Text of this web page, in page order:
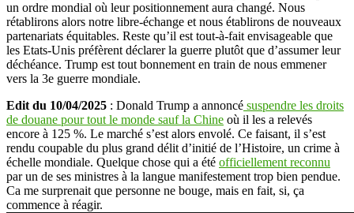
un ordre mondial où leur positionnement aura changé. Nous
rétablirons alors notre libre-échange et nous établirons de nouveaux
partenariats équitables. Reste qu’il est tout-à-fait envisageable que
les Etats-Unis préfèrent déclarer la guerre plutôt que d’assumer leur
déchéance. Trump est tout bonnement en train de nous emmener
vers la 3e guerre mondiale.
Edit du 10/04/2025 : Donald Trump a annoncé suspendre les droits
de douane pour tout le monde sauf la Chine où il les a relevés
encore à 125 %. Le marché s’est alors envolé. Ce faisant, il s’est
rendu coupable du plus grand délit d’initié de l’Histoire, un crime à
échelle mondiale. Quelque chose qui a été officiellement reconnu
par un de ses ministres à la langue manifestement trop bien pendue.
Ca me surprenait que personne ne bouge, mais en fait, si, ça
commence à réagir.